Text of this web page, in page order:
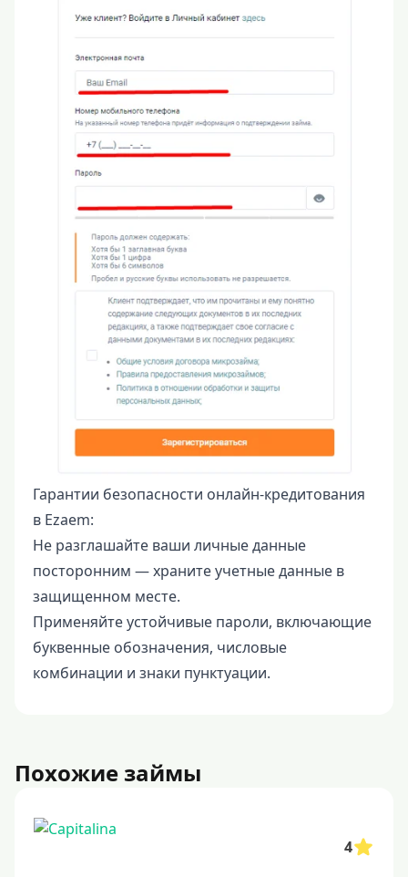
Гарантии безопасности онлайн-кредитования
в Ezaem:
Не разглашайте ваши личные данные
посторонним — храните учетные данные в
защищенном месте.
Применяйте устойчивые пароли, включающие
буквенные обозначения, числовые
комбинации и знаки пунктуации.
Похожие займы
4